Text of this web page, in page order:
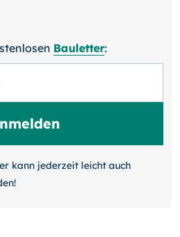
Bauletter:
kann jeder­zeit leicht auch